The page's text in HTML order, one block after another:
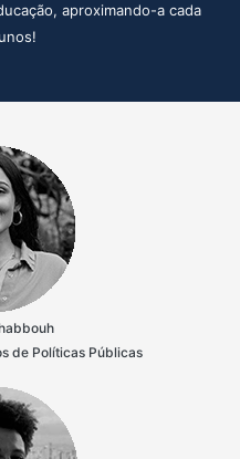
aproximando-a cada
de Políticas Públicas